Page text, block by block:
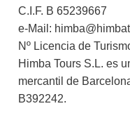
C.I.F. B 65239667
e-Mail:
Nº Licencia de
Himba Tours S.L. es
mercantil de
B392242.